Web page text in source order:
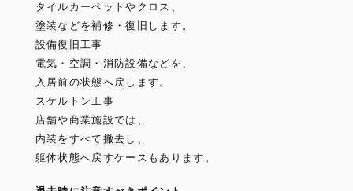
タイルカーペットやクロス、
塗装などを補修・復旧します。
設備復旧工事
電気・空調・消防設備などを、
入居前の状態へ戻します。
スケルトン工事
店舗や商業施設では、
内装をすべて撤去し、
躯体状態へ戻すケースもあります。